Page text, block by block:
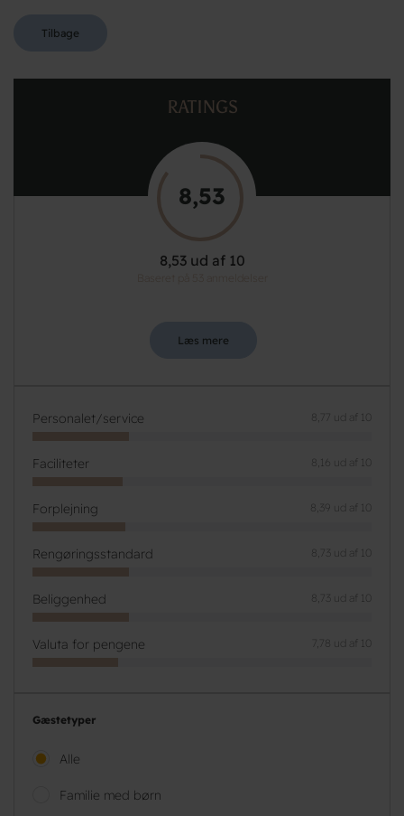
Tilbage
RATINGS
8,53
8,53 ud af 10
Læs mere
Personalet/service 8,77 ud af 10
Faciliteter 8,16 ud af 10
Forplejning 8,39 ud af 10
Rengøringsstandard 8,73 ud af 10
Beliggenhed 8,73 ud af 10
Valuta for pengene 7,78 ud af 10
Gæstetyper
Alle
Familie med børn